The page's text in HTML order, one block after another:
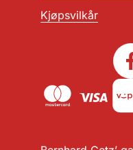
Kjøpsvilkår